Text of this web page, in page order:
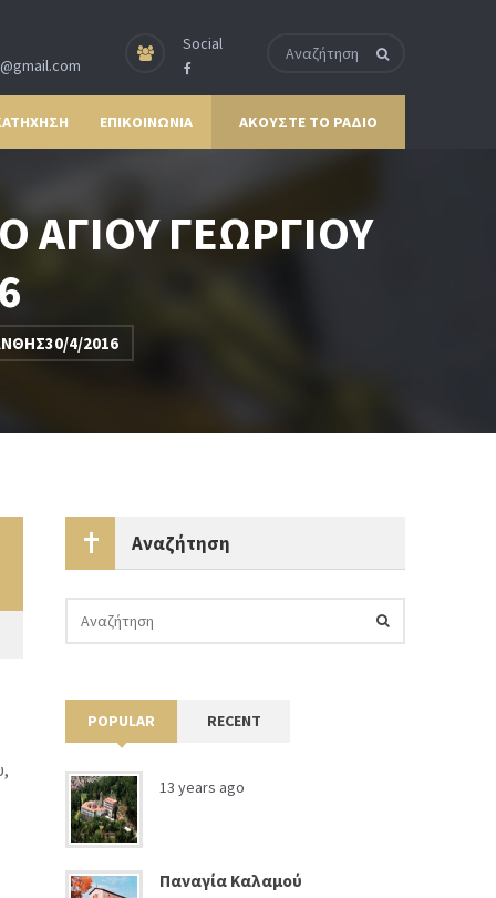
Social
ΕΠΙΚΟΙΝΩΝΙΑ ΑΚΟΥΣΤΕ ΤΟ ΡΑΔΙΟ
ΑΓΙΟΥ ΓΕΩΡΓΙΟΥ
4/2016
Αναζήτηση
POPULAR RECENT
13 years ago
Παναγία Καλαμού